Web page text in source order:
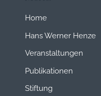
Home
Hans Werner Henze
Veranstaltungen
Publikationen
Stiftung